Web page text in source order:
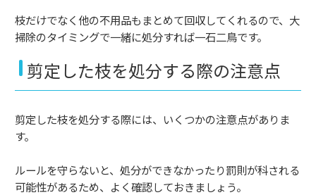
枝だけでなく他の不用品もまとめて回収してくれるので、大
掃除のタイミングで一緒に処分すれば一石二鳥です。
剪定した枝を処分する際の注意点
剪定した枝を処分する際には、いくつかの注意点がありま
す。
ルールを守らないと、処分ができなかったり罰則が科される
可能性があるため、よく確認しておきましょう。